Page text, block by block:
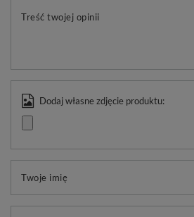
Treść twojej opinii
Dodaj własne zdjęcie produktu:
Twoje imię